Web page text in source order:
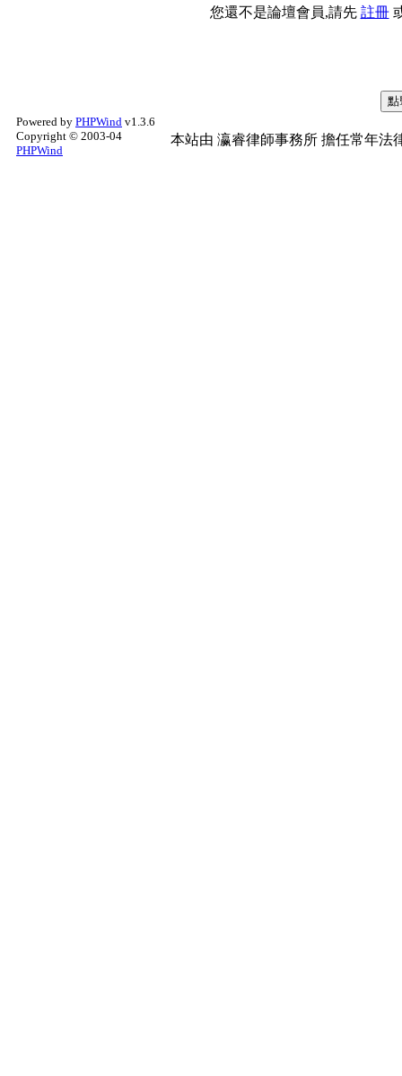
您還不是論壇會員,請先 註冊
Powered by PHPWind v1.3.6
Copyright © 2003-04
PHPWind
本站由 瀛睿律師事務所 擔任常年法